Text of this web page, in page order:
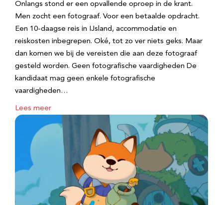
Onlangs stond er een opvallende oproep in de krant.
Men zocht een fotograaf. Voor een betaalde opdracht.
Een 10-daagse reis in IJsland, accommodatie en
reiskosten inbegrepen. Oké, tot zo ver niets geks. Maar
dan komen we bij de vereisten die aan deze fotograaf
gesteld worden. Geen fotografische vaardigheden De
kandidaat mag geen enkele fotografische
vaardigheden…
Lees meer